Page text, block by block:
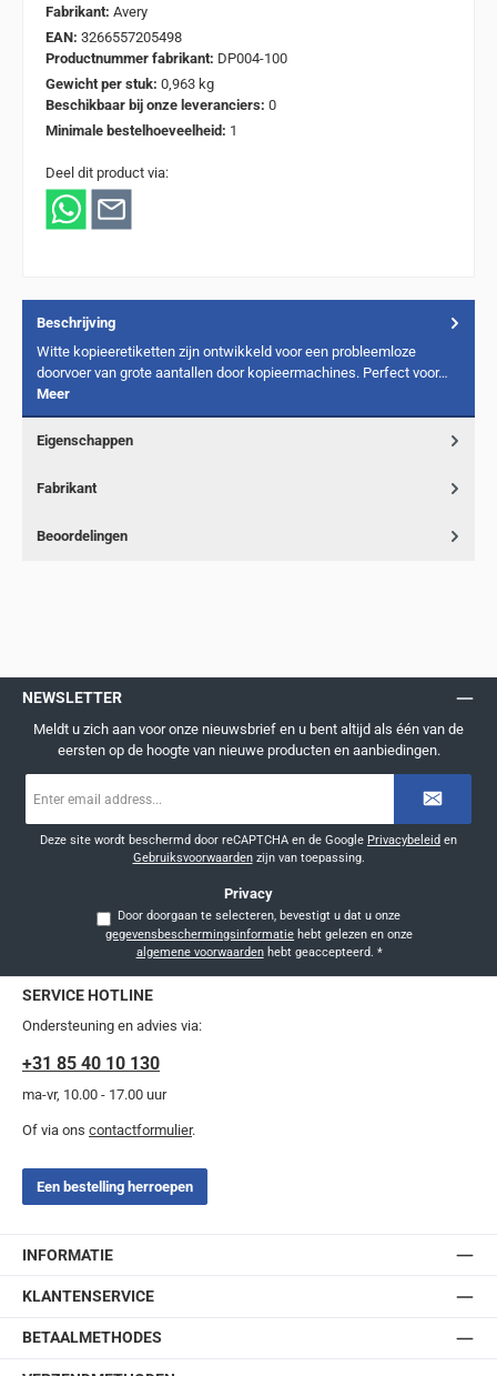
Fabrikant: Avery
EAN: 3266557205498
Productnummer fabrikant: DP004-100
Gewicht per stuk: 0,963 kg
Beschikbaar bij onze leveranciers: 0
Minimale bestelhoeveelheid: 1
Deel dit product via:
Beschrijving
Witte kopieeretiketten zijn ontwikkeld voor een probleemloze
doorvoer van grote aantallen door kopieermachines. Perfect voor…
Meer
Eigenschappen
Fabrikant
Beoordelingen
NEWSLETTER
Meldt u zich aan voor onze nieuwsbrief en u bent altijd als één van de
eersten op de hoogte van nieuwe producten en aanbiedingen.
mailadres
Deze site wordt beschermd door reCAPTCHA en de Google Privacybeleid en
Gebruiksvoorwaardenzijn van toepassing.
Privacy
Door doorgaan te selecteren, bevestigt u dat u onze
gegevensbeschermingsinformatie
algemene voorwaardenhebt geaccepteerd. *
SERVICE HOTLINE
Ondersteuning en advies via:
+31 85 40 10 130
ma-vr, 10.00 - 17.00 uur
Of via ons contactformulier.
Een bestelling herroepen
INFORMATIE
KLANTENSERVICE
BETAALMETHODES